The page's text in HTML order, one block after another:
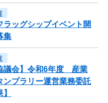
ラッグシップイベント開
集
議会】令和6年度 産業
ンプラリー運営業務委託